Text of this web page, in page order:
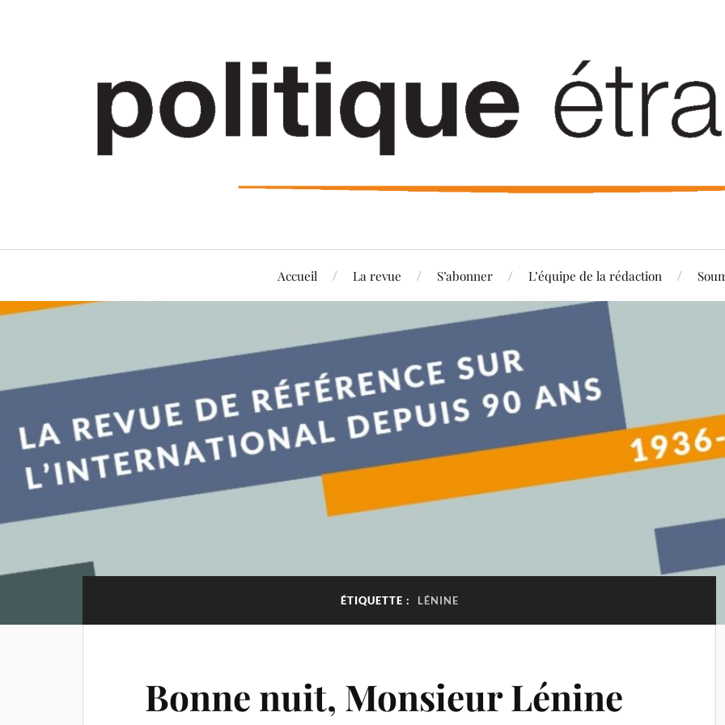
Accueil La revue S’abonner L’équipe de la rédaction
ÉTIQUETTE : LÉNINE
Bonne nuit, Monsieur Lénine